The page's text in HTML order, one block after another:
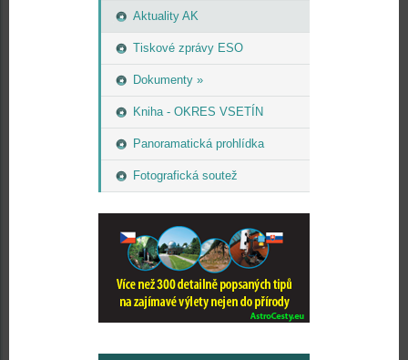
Aktuality AK
Tiskové zprávy ESO
Dokumenty »
Kniha - OKRES VSETÍN
Panoramatická prohlídka
Fotografická soutež